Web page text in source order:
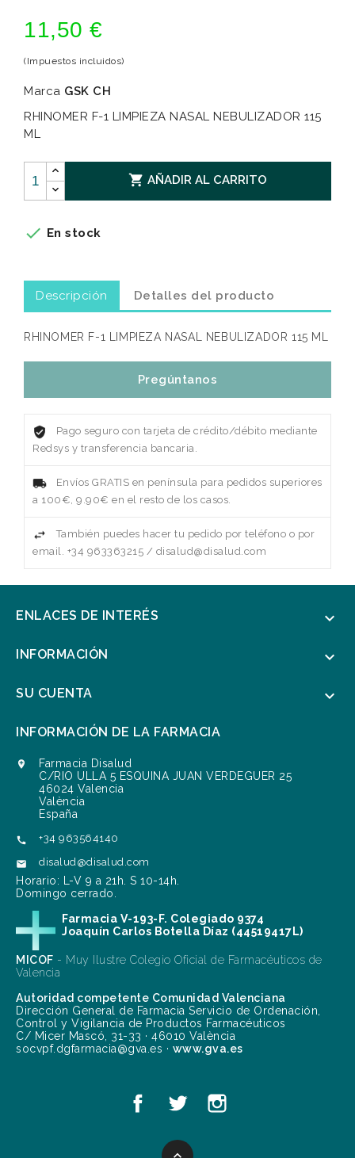
11,50 €
(Impuestos incluidos)
Marca GSK CH
RHINOMER F-1 LIMPIEZA NASAL NEBULIZADOR 115
ML
 AÑADIR AL CARRITO
 En stock
Descripción Detalles del producto
RHINOMER F-1 LIMPIEZA NASAL NEBULIZADOR 115 ML
Pregúntanos
Pago seguro con tarjeta de crédito/débito mediante
Redsys y transferencia bancaria.
Envíos GRATIS en península para pedidos superiores
a 100€, 9.90€ en el resto de los casos.
También puedes hacer tu pedido por teléfono o por
email. +34 963363215 / disalud@disalud.com
ENLACES DE INTERÉS 
INFORMACIÓN 
SU CUENTA 
INFORMACIÓN DE LA FARMACIA

Farmacia Disalud
C/RIO ULLA 5 ESQUINA JUAN VERDEGUER 25
46024 Valencia
València
España
 +34 963564140
 disalud@disalud.com
Horario: L-V 9 a 21h. S 10-14h.
Domingo cerrado.
Farmacia V-193-F. Colegiado 9374
Joaquín Carlos Botella Díaz (44519417L)
MICOF - Muy Ilustre Colegio Oficial de Farmacéuticos de
Valencia
Autoridad competente Comunidad Valenciana
Dirección General de Farmacia Servicio de Ordenación,
Control y Vigilancia de Productos Farmacéuticos
C/ Micer Mascó, 31-33 · 46010 València
socvpf.dgfarmacia@gva.es · www.gva.es